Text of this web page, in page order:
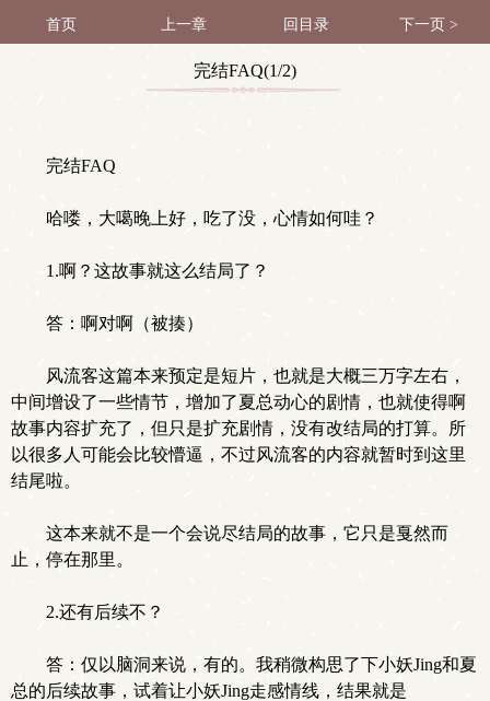
首页 上一章 回目录 下一页 >
完结FAQ(1/2)
完结FAQ
哈喽，大噶晚上好，吃了没，心情如何哇？
1.啊？这故事就这么结局了？
答：啊对啊（被揍）
风流客这篇本来预定是短片，也就是大概三万字左右，
中间增设了一些情节，增加了夏总动心的剧情，也就使得啊
故事内容扩充了，但只是扩充剧情，没有改结局的打算。所
以很多人可能会比较懵逼，不过风流客的内容就暂时到这里
结尾啦。
这本来就不是一个会说尽结局的故事，它只是戛然而
止，停在那里。
2.还有后续不？
答：仅以脑洞来说，有的。我稍微构思了下小妖Jing和夏
总的后续故事，试着让小妖Jing走感情线，结果就是